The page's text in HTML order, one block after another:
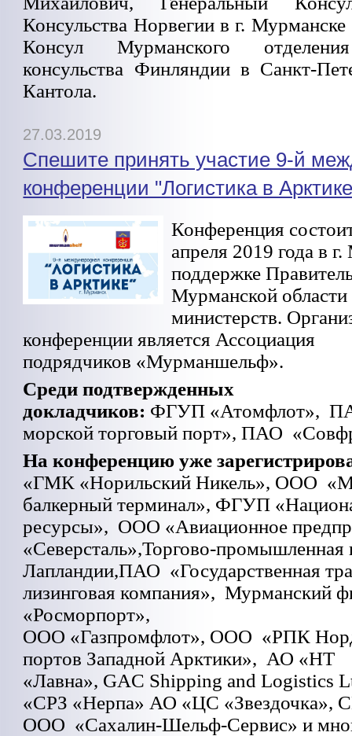
Консульства Норвегии в г.
Консул Мурманского отделения
консульства Финляндии в Санкт-
Кантола.
27.03.2019
Спешите принять участие 9-й
конференции "Логистика в
Конференция
апреля 2019 года в
поддержке
Мурманской
министерств.
конференции является Ассоциация
подрядчиков «Мурманшельф».
Среди подтвержденных
докладчиков: ФГУП «Атомфлот»,
морской торговый порт», ПАО
На конференцию уже
«ГМК «Норильский Никель», ООО
балкерный терминал», ФГУП
ресурсы», ООО «Авиационное
«Северсталь»,Торгово-промышленная
Лапландии,ПАО «Государственная
лизинговая компания», Мурманский
«Росморпорт»,
ООО «Газпромфлот», ООО «РПК
портов Западной Арктики», АО «НТ
«Лавна», GAC Shipping and Logistics
«СРЗ «Нерпа» АО «ЦС «Звездочка»,
ООО «Сахалин-Шельф-Сервис» и